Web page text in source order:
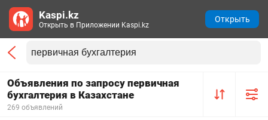
Объявления по запросу первичная
бухгалтерия в Казахстане
269 объявлений
Kaspi.kz
Открыть в Приложении Kaspi.kz
Открыть